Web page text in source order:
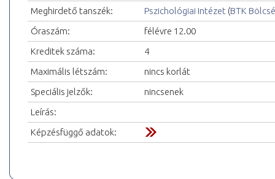
Meghirdető tanszék:
Pszichológiai Intézet (BTK
Óraszám:
félévre 12.00
Kreditek száma:
4
Maximális létszám:
nincs korlát
Speciális jelzők:
nincsenek
Leírás:
Képzésfüggő adatok: